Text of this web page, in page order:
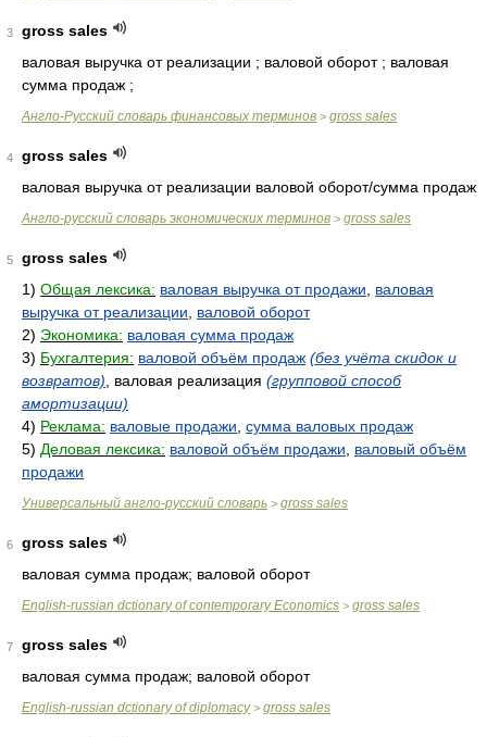
3
gross sales
валовая выручка от реализации ; валовой оборот ; валовая
сумма продаж ;
Англо-Русский словарь финансовых терминов > gross sales
4
gross sales
валовая выручка от реализации валовой оборот/сумма продаж
Англо-русский словарь экономических терминов > gross sales
5
gross sales
1) Общая лексика: валовая выручка от продажи
валовая
выручка от реализации
валовой оборот
2) Экономика: валовая сумма продаж
3) Бухгалтерия: валовой объём продаж (без учёта скидок и
возвратов) , валовая реализация (групповой способ
амортизации)
4) Реклама: валовые продажи сумма валовых продаж
5) Деловая лексика: валовой объём продажи
валовый объём
продажи
Универсальный англо-русский словарь > gross sales
6
gross sales
валовая сумма продаж; валовой оборот
English-russian dctionary of contemporary Economics > gross sales
7
gross sales
валовая сумма продаж; валовой оборот
English-russian dctionary of diplomacy> gross sales